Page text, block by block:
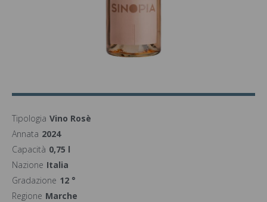
Tipologia Vino Rosè
Annata 2024
Capacità 0,75 l
Nazione Italia
Gradazione 12 °
Regione Marche